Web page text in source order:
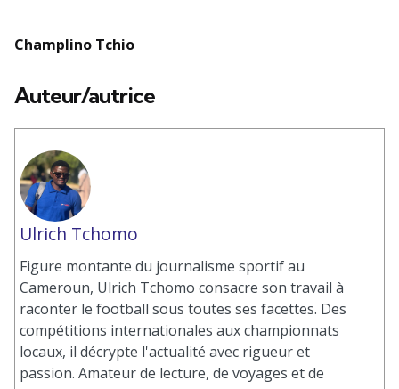
Champlino Tchio
Auteur/autrice
Ulrich Tchomo
Figure montante du journalisme sportif au
Cameroun, Ulrich Tchomo consacre son travail à
raconter le football sous toutes ses facettes. Des
compétitions internationales aux championnats
locaux, il décrypte l'actualité avec rigueur et
passion. Amateur de lecture, de voyages et de